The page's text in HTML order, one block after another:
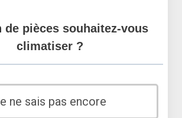
de pièces souhaitez-vous
climatiser ?
ne sais pas encore